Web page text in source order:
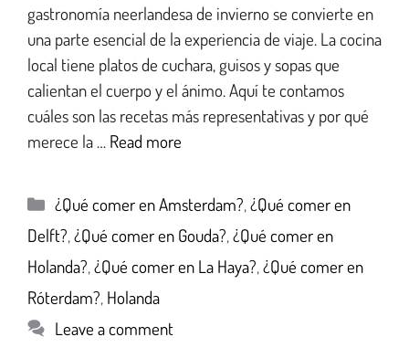
gastronomía neerlandesa de invierno se convierte en
una parte esencial de la experiencia de viaje. La cocina
local tiene platos de cuchara, guisos y sopas que
calientan el cuerpo y el ánimo. Aquí te contamos
cuáles son las recetas más representativas y por qué
merece la … Read more
¿Qué comer en Amsterdam?,¿Qué comer en
Delft?,¿Qué comer en Gouda?,¿Qué comer en
Holanda?,¿Qué comer en La Haya?,¿Qué comer en
Róterdam?, Holanda
Leave a comment